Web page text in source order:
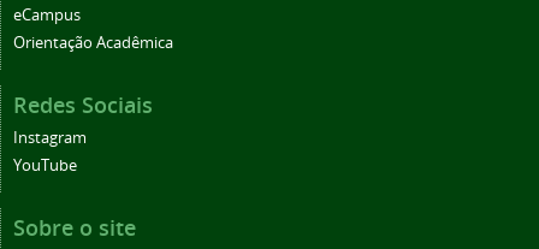
eCampus
Orientação Acadêmica
Redes Sociais
Instagram
YouTube
Sobre o site